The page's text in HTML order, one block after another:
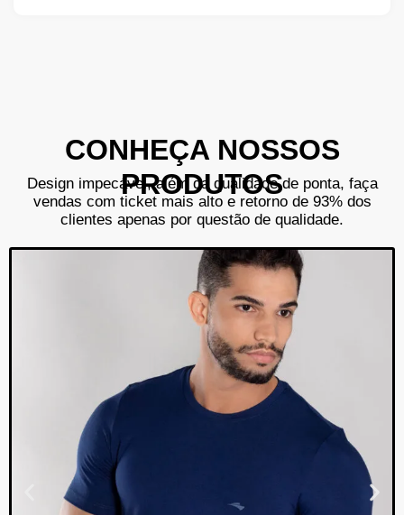
CONHEÇA NOSSOS
PRODUTOS
Design impecável, além da qualidade de ponta, faça
vendas com ticket mais alto e retorno de 93% dos
clientes apenas por questão de qualidade.